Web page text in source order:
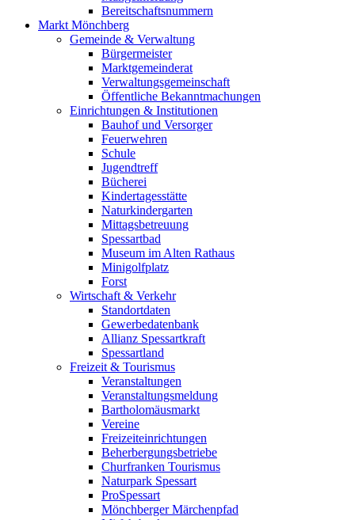
Bereitschaftsnummern
Markt Mönchberg
Gemeinde & Verwaltung
Bürgermeister
Marktgemeinderat
Verwaltungsgemeinschaft
Öffentliche Bekanntmachungen
Einrichtungen & Institutionen
Bauhof und Versorger
Feuerwehren
Schule
Jugendtreff
Bücherei
Kindertagesstätte
Naturkindergarten
Mittagsbetreuung
Spessartbad
Museum im Alten Rathaus
Minigolfplatz
Forst
Wirtschaft & Verkehr
Standortdaten
Gewerbedatenbank
Allianz Spessartkraft
Spessartland
Freizeit & Tourismus
Veranstaltungen
Veranstaltungsmeldung
Bartholomäusmarkt
Vereine
Freizeiteinrichtungen
Beherbergungsbetriebe
Churfranken Tourismus
Naturpark Spessart
ProSpessart
Mönchberger Märchenpfad